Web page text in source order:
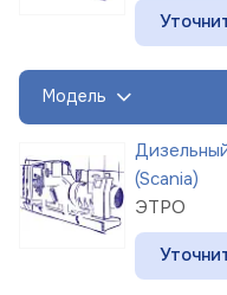
Модель
(Scania)
ЭТРО